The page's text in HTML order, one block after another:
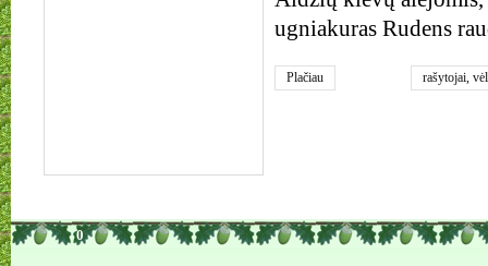
ugniakuras Rudens
Plačiau rašytojai,
0